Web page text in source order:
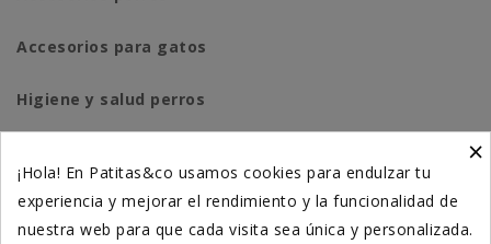
Accesorios para gatos
Higiene y salud perros
Suplementación natural
×
¡Hola! En Patitas&co usamos cookies para endulzar tu
experiencia y mejorar el rendimiento y la funcionalidad de
nuestra web para que cada visita sea única y personalizada.